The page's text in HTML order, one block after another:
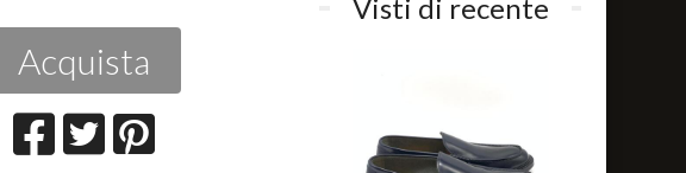
Acquista
Visti di recente